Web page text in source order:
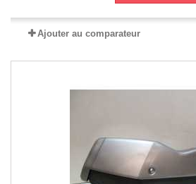
Ajouter au comparateur